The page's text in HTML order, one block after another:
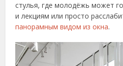
стулья, где молодёжь может
и лекциям или просто
панорамным видом из окна.